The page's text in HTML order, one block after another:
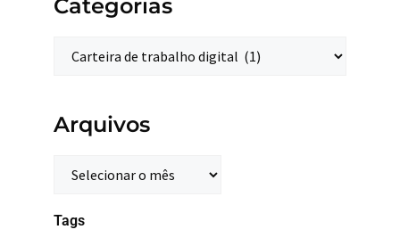
Categorias
Arquivos
Tags